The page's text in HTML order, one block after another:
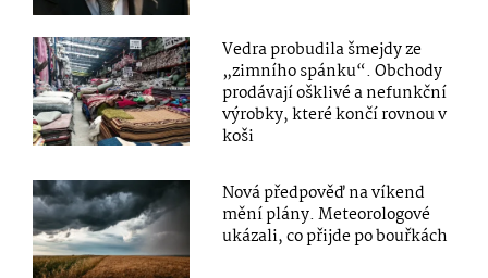
Vedra probudila šmejdy ze
„zimního spánku“. Obchody
prodávají ošklivé a nefunkční
výrobky, které končí rovnou v
koši
Nová předpověď na víkend
mění plány. Meteorologové
ukázali, co přijde po bouřkách